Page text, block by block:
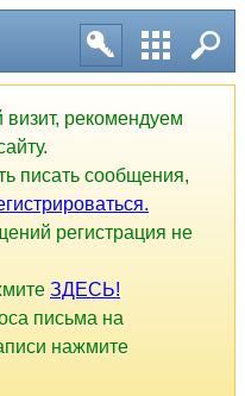
рекомендуем
писать сообщения,
регистрация не
ЗДЕСЬ!
письма на
нажмите